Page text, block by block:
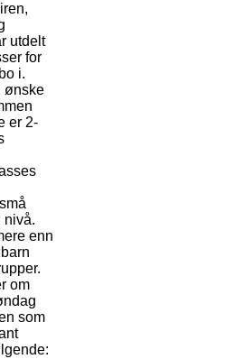
utdelt
for
i.
ønske
er 2-
nivå.
enn
om
som